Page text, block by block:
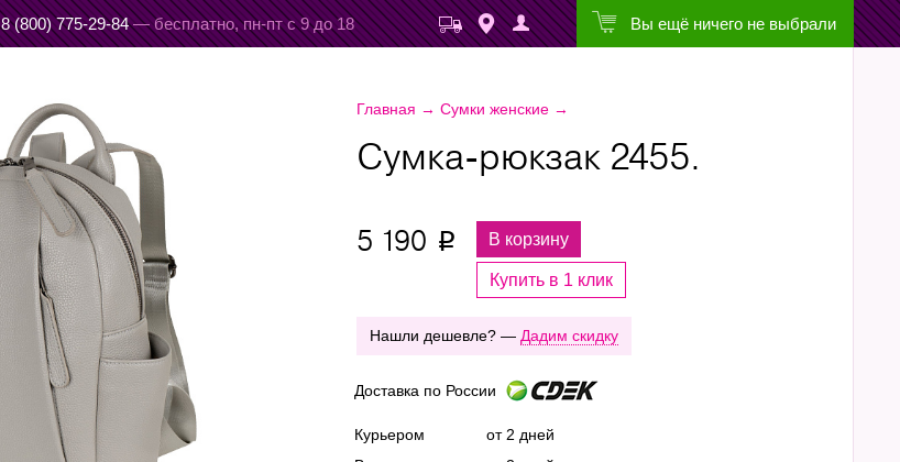
8 (800) 775-29-84 — бесплатно, пн-пт с 9 до 18 Вы ещё ничего не выбрали
Главная → Сумки женские→
Сумка-рюкзак 2455.
5 190 p В корзину
Купить в 1 клик
Нашли дешевле? — Дадим скидку
Доставка по России
Курьером
от 2 дней